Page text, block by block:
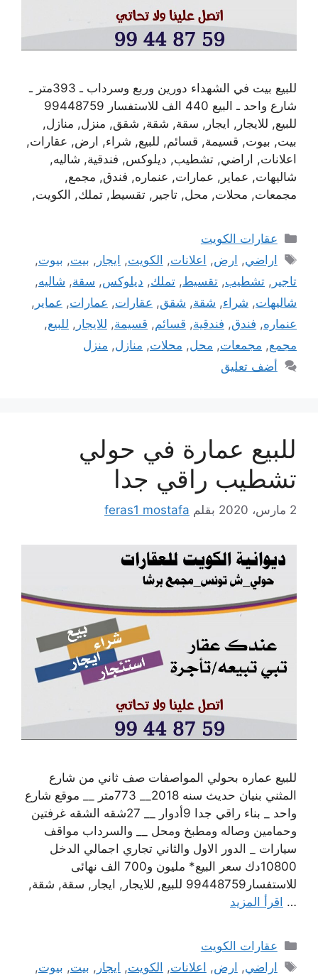
للبيع بيت في الشهداء دورين وربع وسرداب ـ 393متر ـ
شارع واحد ـ البيع 440 الف للاستفسار 99448759
للبيع, للايجار, ايجار, سقة, شقة, شقق, منزل, منازل,
بيت, بيوت, قسيمة, قسائم, للبيع, شراء, ارض, عقارات,
اعلانات, اراضي, تشطيب, ديلوكس, فندقية, شاليه,
شاليهات, عماير, عمارات, عنماره, فندق, مجمع,
مجمعات, محلات, محل, تاجير, تقسيط, تملك, الكويت,
التصنيفات
عقارات الكويت
الوسوم
اراضي, ارض, اعلانات, الكويت, ايجار , بيت, بيوت,
تاجير , تشطيب, تقسيط, تملك, ديلوكس, سقة, شاليه,
شاليهات, شراء, شقة, شقق, عقارات, عمارات, عماير ,
عنماره, فندق, فندقية, قسائم, قسيمة, للايجار , للبيع,
مجمع, مجمعات, محل, محلات, منازل, منزل
أضف تعليق
للبيع عمارة في حولي
تشطيب راقي جدا
2 مارس، 2020 بقلم feras1 mostafa
للبيع عماره بحولي المواصفات صف ثاني من شارع
المثني بنيان حديث سنه 2018__ 773متر __ موقع شارع
واحد _ بناء راقي جدا 9أدوار __ 27شقه الشقه غرفتين
وحمامين وصاله ومطبخ ومحل __ والسرداب مواقف
سيارات _ الدور الاول والثاني تجاري اجمالي الدخل
10800دك سعر البيع* مليون و700 الف نهائى
للاستفسار99448759 للبيع, للايجار, ايجار, سقة, شقة,
… اقرأ المزيد
التصنيفات
عقارات الكويت
الوسوم
اراضي, ارض, اعلانات, الكويت, ايجار , بيت, بيوت,